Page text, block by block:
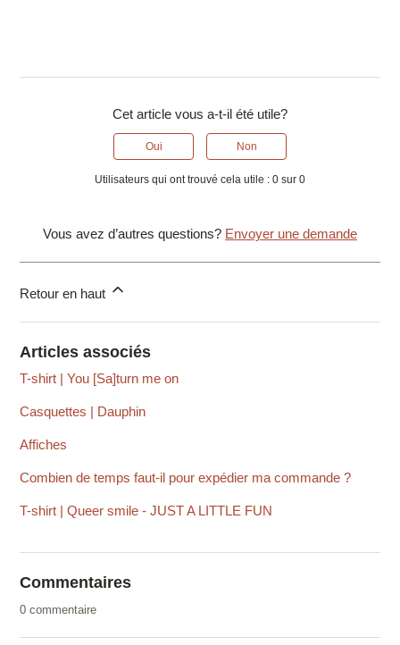
Cet article vous a-t-il été utile?
Oui Non
Utilisateurs qui ont trouvé cela utile : 0 sur 0
Vous avez d’autres questions? Envoyer une demande
Retour en haut
Articles associés
T-shirt | You [Sa]turn me on
Casquettes | Dauphin
Affiches
Combien de temps faut-il pour expédier ma commande ?
T-shirt | Queer smile - JUST A LITTLE FUN
Commentaires
0 commentaire